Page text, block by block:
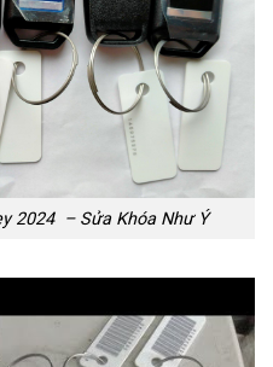
2024 – Sửa Khóa Như Ý